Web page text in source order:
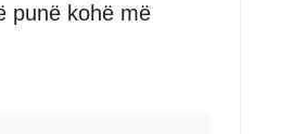
punë kohë më